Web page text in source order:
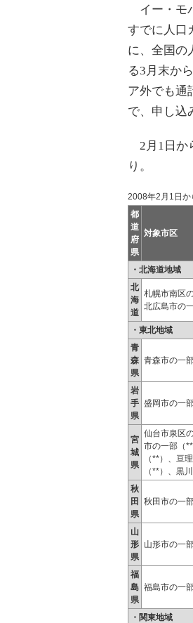
イー・モ
すでに人口
に、全国の
る3月末か
ア外でも通
で、申し込
2月1日か
り。
2008年2月1日か
都
道
府
県
対象市区
・北海道地域
北
海
道
札幌市南区
北広島市の
・東北地域
青
森
県
青森市の一
岩
手
県
盛岡市の一
宮
城
県
仙台市泉区
市の一部（
（**）、亘
（**）、黒
秋
田
県
秋田市の一
山
形
県
山形市の一
福
島
県
福島市の一
・関東地域